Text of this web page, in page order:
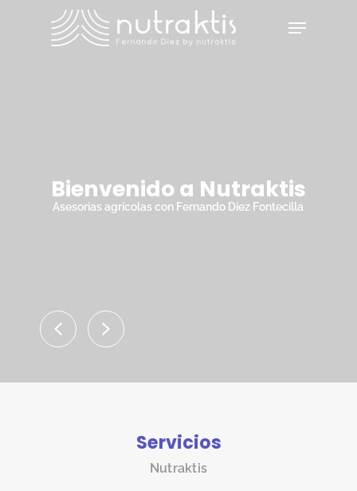
Menu
Bienvenido a Nutraktis
Asesorías agrícolas con Fernando Diez Fontecilla
Servicios
Nutraktis